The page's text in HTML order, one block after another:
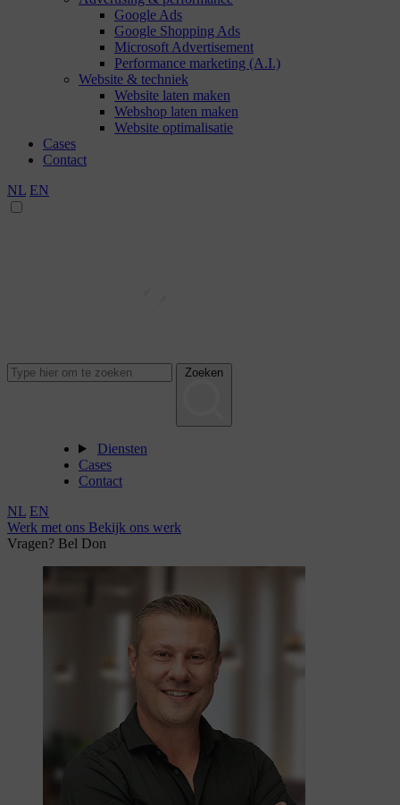
Google Ads
Google Shopping Ads
Microsoft Advertisement
Performance marketing (A.I.)
Website & techniek
Website laten maken
Webshop laten maken
Website optimalisatie
Cases
Contact
NL EN
Zoeken
Diensten
Cases
Contact
NL EN
Werk met ons Bekijk ons werk
Vragen? Bel Don